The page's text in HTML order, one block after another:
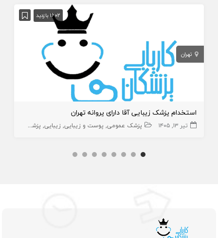
1602 بازدید
تهران
استخدام پزشک زیبایی آقا دارای پروانه تهران
تیر ۱۳, ۱۴۰۵ پزشک عمومی پوست و زیبایی زیبایی پزشک عمومی پوست